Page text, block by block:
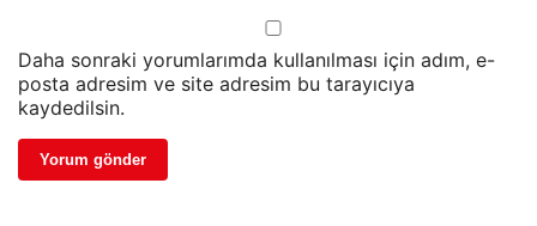
Daha sonraki yorumlarımda kullanılması için adım, e-
posta adresim ve site adresim bu tarayıcıya
kaydedilsin.